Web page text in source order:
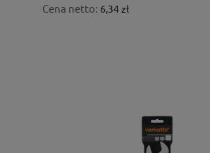
Cena netto: 6,34 zł